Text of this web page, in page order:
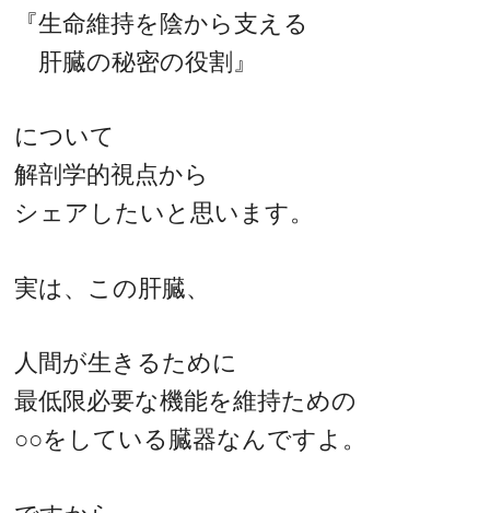
『生命維持を陰から支える
肝臓の秘密の役割』
について
解剖学的視点から
シェアしたいと思います。
実は、この肝臓、
人間が生きるために
最低限必要な機能を維持ための
○○をしている臓器なんですよ。